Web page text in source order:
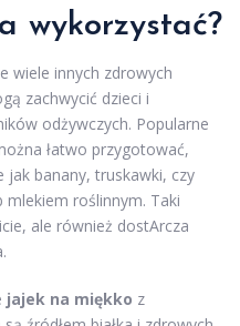
wykorzystać?
wiele innych zdrowych
zachwycić dzieci i
odżywczych. Popularne
łatwo przygotować,
banany, truskawki, czy
roślinnym. Taki
ale również dostArcza
jajek na miękko z